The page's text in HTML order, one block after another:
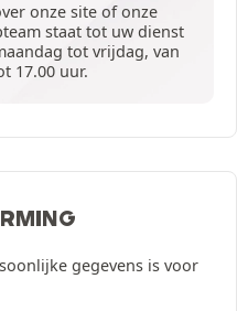
onze site of onze
staat tot uw dienst
tot vrijdag, van
17.00 uur.
gegevens is voor